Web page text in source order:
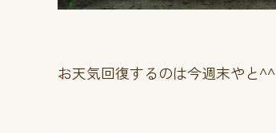
お天気回復するのは今週末やと^^